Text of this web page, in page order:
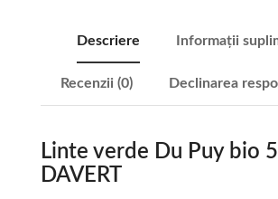
Descriere Informații
Recenzii (0) Declinarea
Linte verde Du Puy bio
DAVERT